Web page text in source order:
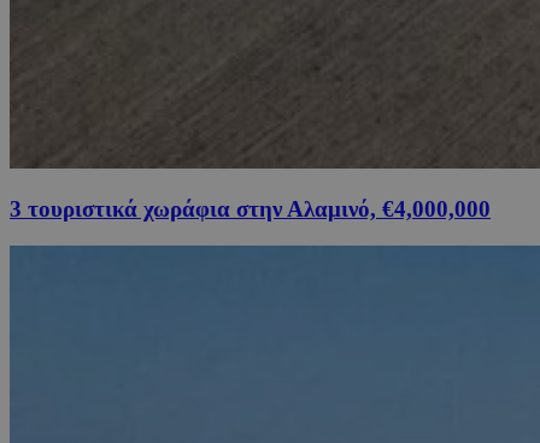
3 τουριστικά χωράφια στην Αλαμινό, €4,000,000